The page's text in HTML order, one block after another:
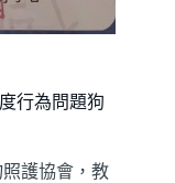
行為問題狗
照護協會，教